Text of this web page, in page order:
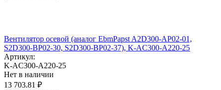
Вентилятор осевой (аналог EbmPapst A2D300-AP02-01,
S2D300-BP02-30, S2D300-BP02-37), K-AC300-A220-25
Артикул:
K-AC300-A220-25
Нет в наличии
13 703.81 ₽